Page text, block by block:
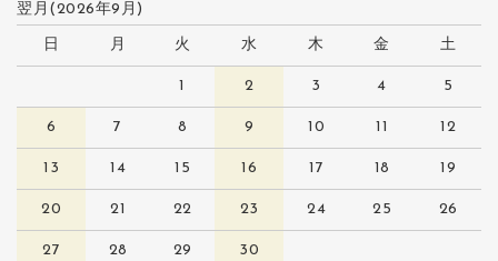
翌月(2026年9月)
日 月 火 水 木 金 土
1 2 3 4 5
6 7 8 9 10 11 12
13 14 15 16 17 18 19
20 21 22 23 24 25 26
27 28 29 30